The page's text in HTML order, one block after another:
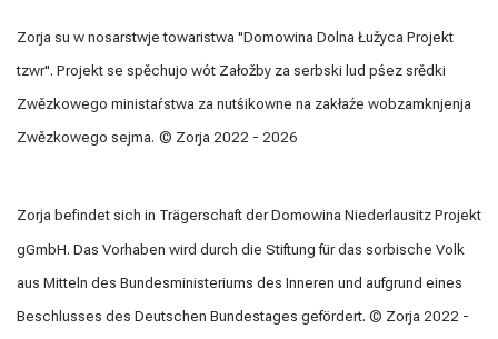
Zorja su w nosarstwje towaristwa "Domowina Dolna Łužyca Projekt
tzwr". Projekt se spěchujo wót Załožby za serbski lud pśez srědki
Zwězkowego ministaŕstwa za nutśikowne na zakłaźe wobzamknjenja
Zwězkowego sejma. © Zorja 2022 - 2026
Zorja befindet sich in Trägerschaft der Domowina Niederlausitz Projekt
gGmbH. Das Vorhaben wird durch die Stiftung für das sorbische Volk
aus Mitteln des Bundesministeriums des Inneren und aufgrund eines
Beschlusses des Deutschen Bundestages gefördert. © Zorja 2022 -